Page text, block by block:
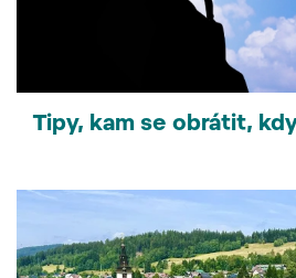
Tipy, kam se obrátit,